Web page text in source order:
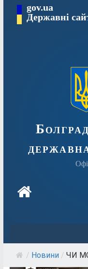
Перейтиgov.ua
Державні
/ Новини / ЧИ